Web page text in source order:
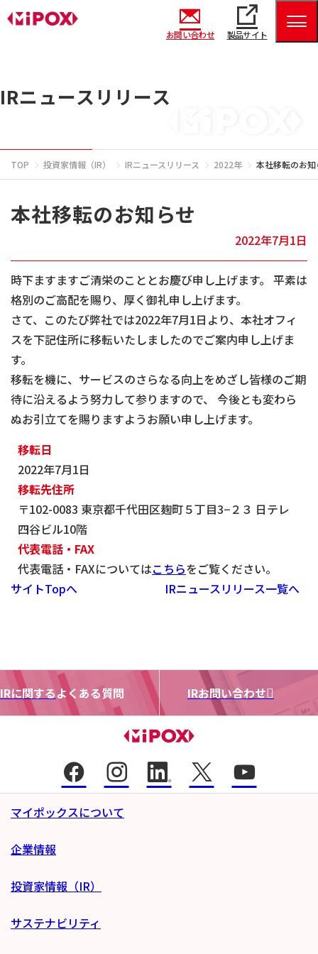
お問い合わせ 製品サイト
IRニュースリリース
TOP 投資家情報（IR） IRニュースリリース 2022年 本社移転のお知
本社移転のお知らせ
2022年7月1日
時下ますますご清栄のこととお慶び申し上げます。 平素は
格別のご高配を賜り、厚く御礼申し上げます。
さて、このたび弊社では2022年7月1日より、本社オフィ
スを下記住所に移転いたしましたのでご案内申し上げま
す。
移転を機に、サービスのさらなる向上をめざし皆様のご期
待に沿えるよう努力して参りますので、 今後とも変わら
ぬお引立てを賜りますようお願い申し上げます。
移転日
2022年7月1日
移転先住所
〒102-0083 東京都千代田区麹町５丁目3−２３ 日テレ
四谷ビル10階
代表電話・FAX
代表電話・FAXについてはこちらをご覧ください。
サイトTopへ
IRニュースリリース一覧へ
IRに関するよくある質問 IRお問い合わせ
マイポックスについて
企業情報
投資家情報（IR）
サステナビリティ